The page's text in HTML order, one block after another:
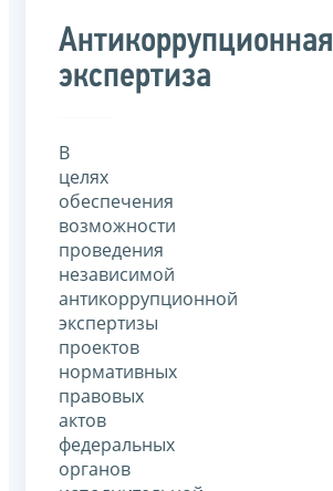
Антикоррупционная
экспертиза
В
целях
обеспечения
возможности
проведения
независимой
антикоррупционной
экспертизы
проектов
нормативных
правовых
актов
федеральных
органов